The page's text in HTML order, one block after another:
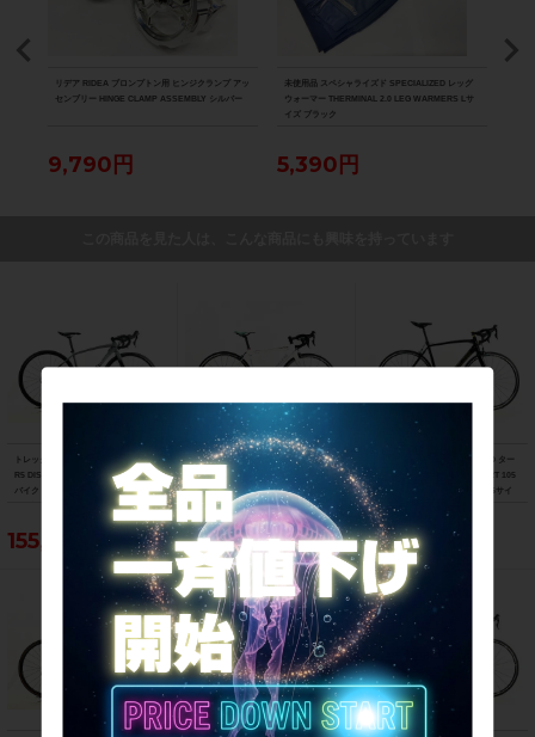
リデア RIDEA ブロンプトン用 ヒンジクランプ アッ
センブリー HINGE CLAMP ASSEMBLY シルバー
9,790円
未使用品 スペシャライズド SPECIALIZED レッグ
ウォーマー THERMINAL 2.0 LEG WARMERS Lサ
イズ ブラック
5,390円
トレック TREK エモンダ EMONDA AL
R5 DISC 105 油圧DISC 2021年 ロード
バイク 47サイズ スレート トゥ トレッ
155,188円
ビアンキ BIANCHI フェニーチェ スポ
ーツ FENICE SPORT Tiagra 2017年
ロードバイク 50サイズ ホワイト
103,400円
スペシャライズド SPECIALIZED ター
マック スポーツ TARMAC SPORT 105
2018年 カーボンロードバイク 56サイ
ズ サガン スーパースター
121,000円